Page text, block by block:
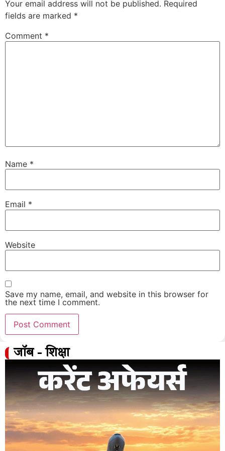
Your email address will not be published. Required
fields are marked *
Comment *
Name *
Email *
Website
Save my name, email, and website in this browser for
the next time I comment.
जॉब - शिक्षा